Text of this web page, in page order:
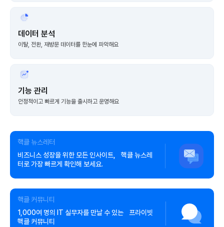
데이터 분석
이탈, 전환, 재방문 데이터를 한눈에 파악해요
기능 관리
안정적이고 빠르게 기능을 출시하고 운영해요
핵클 뉴스레터
비즈니스 성장을 위한 모든 인사이트, 핵클 뉴스레
터로 가장 빠르게 확인해 보세요.
핵클 커뮤니티
1,000여 명의 IT 실무자를 만날 수 있는 프라이빗
핵클 커뮤니티